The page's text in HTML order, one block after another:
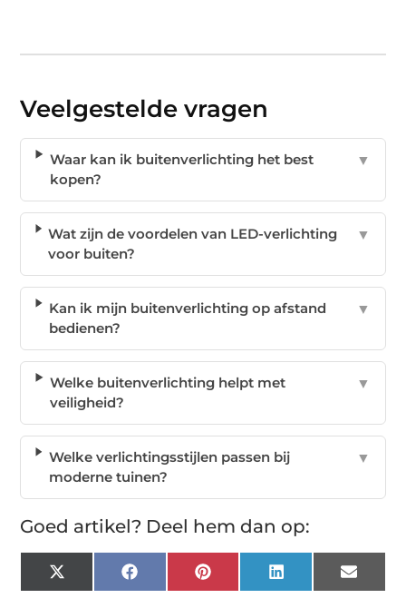
Veelgestelde vragen
Waar kan ik buitenverlichting het best
kopen?
▼
Wat zijn de voordelen van LED-verlichting
voor buiten?
▼
Kan ik mijn buitenverlichting op afstand
bedienen?
▼
Welke buitenverlichting helpt met
veiligheid?
▼
Welke verlichtingsstijlen passen bij
moderne tuinen?
▼
Goed artikel? Deel hem dan op:
X
(Twitter)
FacebookPinterest LinkedIn Email